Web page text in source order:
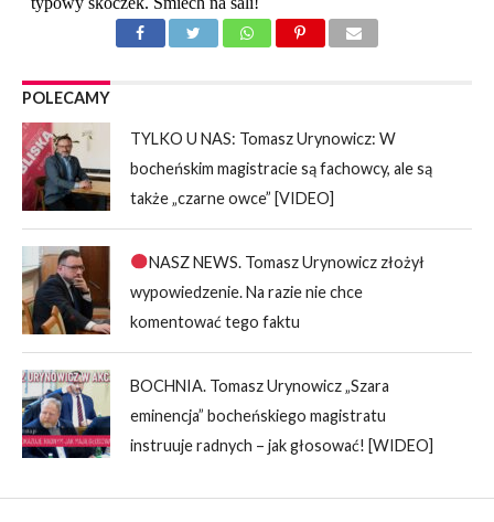
POLECAMY
TYLKO U NAS: Tomasz Urynowicz: W
bocheńskim magistracie są fachowcy, ale są
także „czarne owce” [VIDEO]
NASZ NEWS. Tomasz Urynowicz złożył
wypowiedzenie. Na razie nie chce
komentować tego faktu
BOCHNIA. Tomasz Urynowicz „Szara
eminencja” bocheńskiego magistratu
instruuje radnych – jak głosować! [WIDEO]